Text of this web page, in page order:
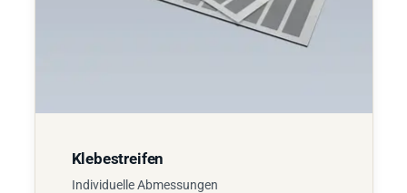
Klebestreifen
Individuelle Abmessungen